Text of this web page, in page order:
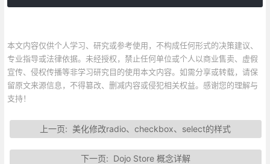
本文内容仅供个人学习、研究或参考使用，不构成任何形式的决策建议、
专业指导或法律依据。未经授权，禁止任何单位或个人以商业售卖、虚假
宣传、侵权传播等非学习研究目的使用本文内容。如需分享或转载，请保
留原文来源信息，不得篡改、删减内容或侵犯相关权益。感谢您的理解与
支持！
上一页:美化修改radio、checkbox、select的样式
下一页: Dojo Store 概念详解